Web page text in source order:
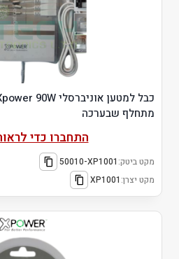
מתחלף שבערכה
התחברו כדי
מקט ביטק: 50010-XP1001
מקט יצרן: XP1001